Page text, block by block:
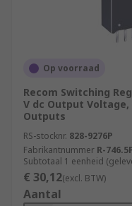
Op voorraad
Recom Switching
V dc Output Voltage,
Outputs
RS-stocknr. 828-9276P
Fabrikantnummer R-
Subtotaal 1 eenheid
€ 30,12(excl. BTW)
Aantal